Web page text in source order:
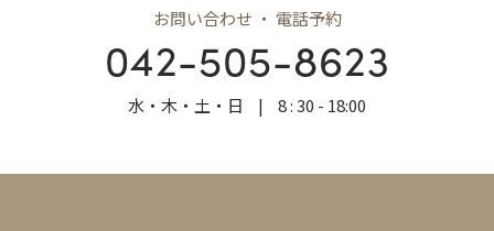
お問い合わせ ・ 電話予約
042-505-8623
水・木・土・日 | 8 : 30 - 18:00